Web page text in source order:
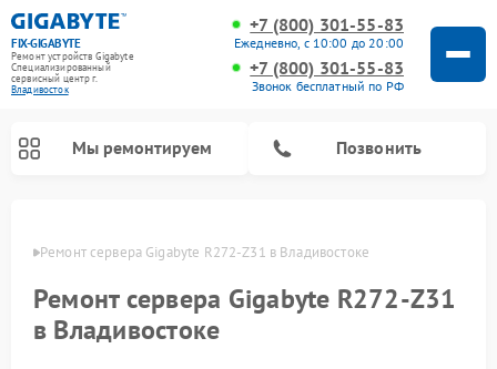
FIX-GIGABYTE
Ремонт устройств Gigabyte
Специализированный
cервисный центр г.
Владивосток
+7 (800) 301-55-83
Ежедневно, с 10:00 до 20:00
+7 (800) 301-55-83
Звонок бесплатный по РФ
Мы ремонтируем Позвонить
Ремонт сервера Gigabyte R272-Z31 в Владивостоке
Ремонт сервера Gigabyte R272-Z31
в Владивостоке